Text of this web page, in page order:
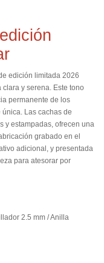
edición limitada 2026
y serena. Este tono
permanente de los
Las cachas de
y estampadas, ofrecen una
grabado en el
adicional, y presentada
para atesorar por
2.5 mm / Anilla